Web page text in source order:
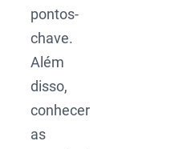
pontos-
chave.
Além
disso,
conhecer
as